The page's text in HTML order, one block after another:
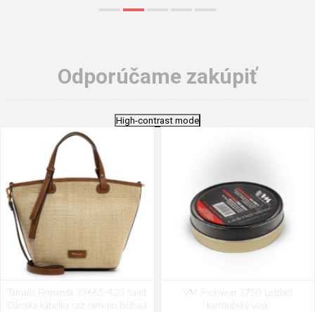
Odporúčame zakúpiť
High-contrast mode
Tamaris Fernanda 33665-420 Sand
Dámska kabelka cez rameno béžová
VM Footwear 3750 Leštiaci
karnaubský vosk